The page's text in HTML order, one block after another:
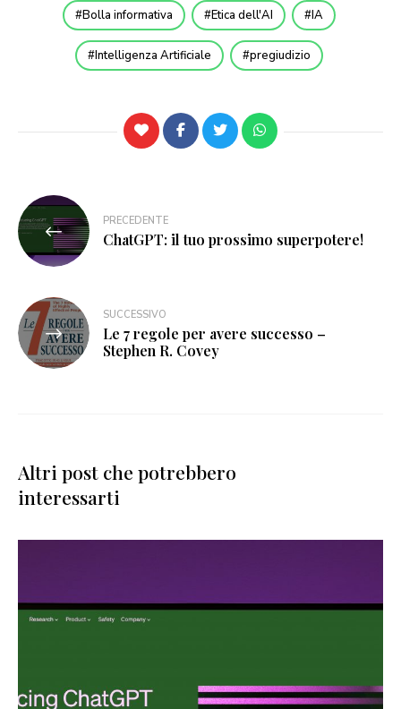
Bolla informativa Etica dell'AI IA
Intelligenza Artificiale pregiudizio
Navigazione
articoli
PRECEDENTE
ChatGPT: il tuo prossimo superpotere!
SUCCESSIVO
Le 7 regole per avere successo –
Stephen R. Covey
Altri post che potrebbero
interessarti